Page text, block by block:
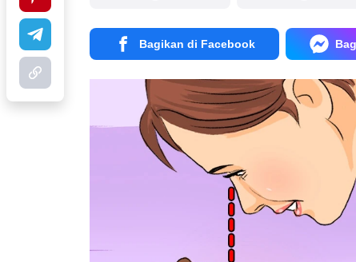
Bagikan di Facebook